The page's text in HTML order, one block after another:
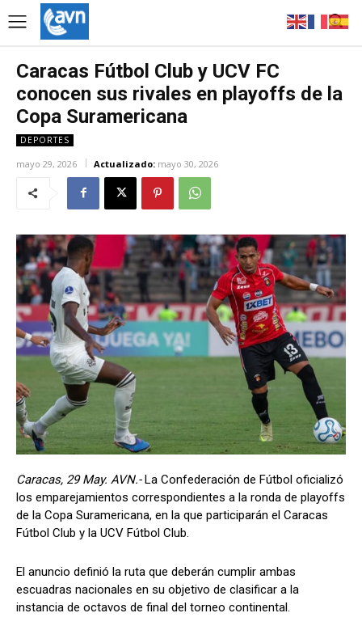
Caracas Fútbol Club y UCV FC
conocen sus rivales en playoffs de la
Copa Suramericana
DEPORTES
mayo 29, 2026 Actualizado: mayo 30, 2026
Caracas, 29 May. AVN.-La Confederación de Fútbol oficializó
los emparejamientos correspondientes a la ronda de playoffs
de la Copa Suramericana, en la que participarán el Caracas
Fútbol Club y la UCV Fútbol Club.
El anuncio definió la ruta que deberán cumplir ambas
escuadras nacionales en su objetivo de clasificar a la
instancia de octavos de final del torneo continental.